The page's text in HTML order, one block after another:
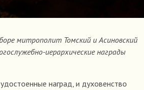
митрополит Томский и Асиновский
иерархические награды
наград, и духовенство